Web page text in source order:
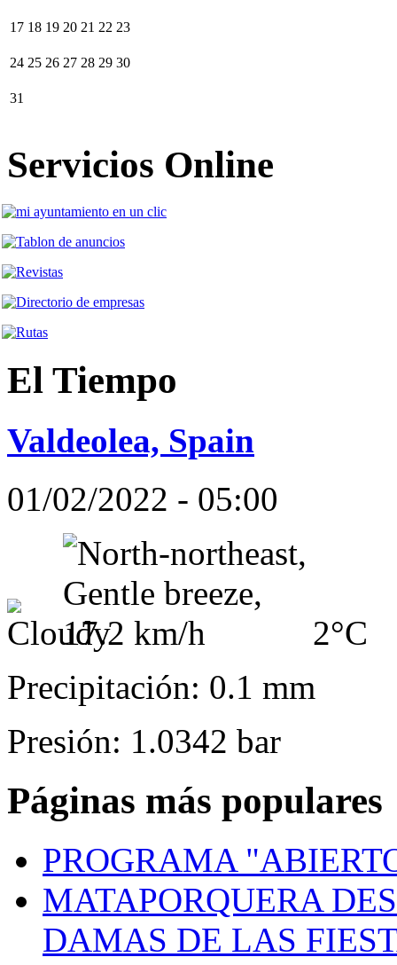
17 18 19 20 21 22 23
24 25 26 27 28 29 30
31
Servicios Online
El Tiempo
Valdeolea, Spain
01/02/2022 - 05:00
2°C
Precipitación: 0.1 mm
Presión: 1.0342 bar
Páginas más populares
PROGRAMA
MATAPORQUERA
DAMAS DE LAS